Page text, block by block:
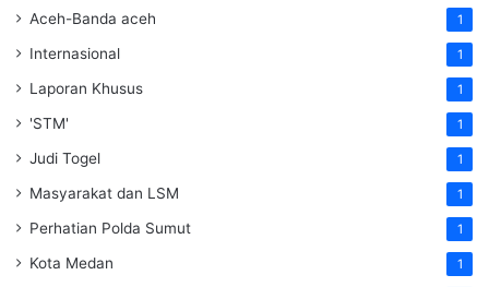
Aceh-Banda aceh 1
Internasional 1
Laporan Khusus 1
'STM' 1
Judi Togel 1
Masyarakat dan LSM 1
Perhatian Polda Sumut 1
Kota Medan 1